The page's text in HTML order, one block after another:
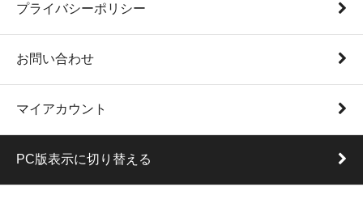
プライバシーポリシー
お問い合わせ
マイアカウント
PC版表示に切り替える